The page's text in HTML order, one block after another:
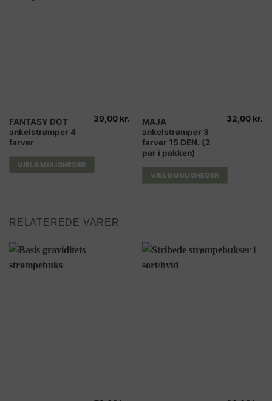
FANTASY DOT
ankelstrømper 4
farver
39,00 kr.
VÆLG MULIGHEDER
Dette
vare
har
flere
varianter.
på
MAJA
ankelstrømper 3
farver 15 DEN. (2
par i pakken)
32,00 kr.
VÆLG MULIGHEDER
Dette
vare
har
flere
varianter.
Mulighederne
RELATEREDE VARER